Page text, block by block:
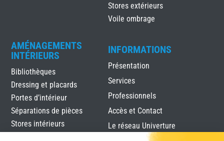
Stores extérieurs
Voile ombrage
AMÉNAGEMENTS
INTÉRIEURS
Bibliothèques
Dressing et placards
Portes d’intérieur
Séparations de pièces
Stores intérieurs
INFORMATIONS
Présentation
Services
Professionnels
Accès et Contact
Le réseau Univerture